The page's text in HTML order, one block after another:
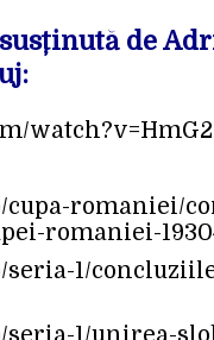
de
cupa-romaniei/
romaniei-
seria-1/